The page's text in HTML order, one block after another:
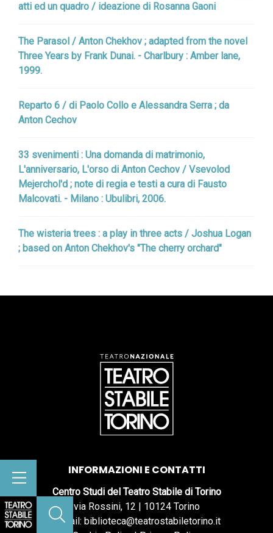
atti ed un quadro / ideazione di Rosanna Gaoni
The Parasol / Anton Chekhov ; adapted from the novel
Three Years by Frank Dunai. - Charlbury : Amber lane,
1999.
Reparto 6 / di Paolo Collo e Alessandra Serra ; da
Anton Cechov
33 svenimenti : Una domanda di matrimonio,
L'anniversario, L'orso di Anton Cechov / Vsevolod
Mejerchol'd ; note di regia e testi a cura di Fausto
Malcovati. - Milano : Ubulibri, 2006.
The wisteria trees : a play in three acts / Joshua Logan
; based on Anton Chekhov's "The cherry orchard"
INFORMAZIONI E CONTATTI
Centro Studi del Teatro Stabile di Torino
via Rossini, 12 | 10124 Torino
e-mail: biblioteca@teatrostabiletorino.it